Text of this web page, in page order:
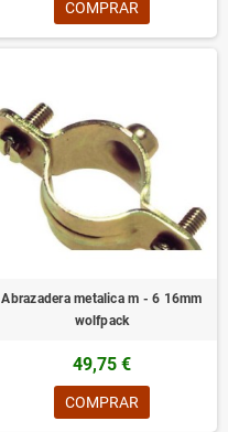
COMPRAR
Abrazadera metalica m - 6 16mm
wolfpack
49,75 €
COMPRAR